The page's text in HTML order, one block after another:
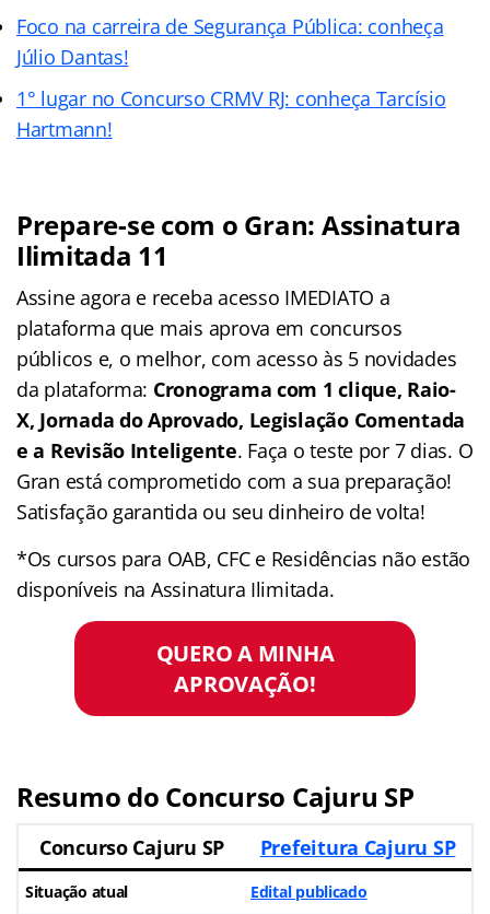
Foco na carreira de Segurança Pública: conheça
Júlio Dantas!
1° lugar no Concurso CRMV RJ: conheça Tarcísio
Hartmann!
Prepare-se com o Gran: Assinatura
Ilimitada 11
Assine agora e receba acesso IMEDIATO a
plataforma que mais aprova em concursos
públicos e, o melhor, com acesso às 5 novidades
da plataforma: Cronograma com 1 clique, Raio-
X, Jornada do Aprovado, Legislação Comentada
e a Revisão Inteligente. Faça o teste por 7 dias. O
Gran está comprometido com a sua preparação!
Satisfação garantida ou seu dinheiro de volta!
*Os cursos para OAB, CFC e Residências não estão
disponíveis na Assinatura Ilimitada.
QUERO A MINHA
APROVAÇÃO!
Resumo do Concurso Cajuru SP
Concurso Cajuru SP Prefeitura Cajuru SP
Situação atual Edital publicado